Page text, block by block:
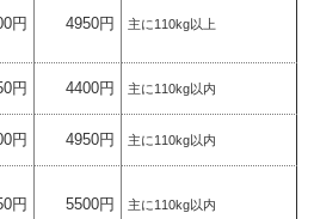
円 4950円 主に110kg以上
円 4400円 主に110kg以内
円 4950円 主に110kg以内
円 5500円 主に110kg以内